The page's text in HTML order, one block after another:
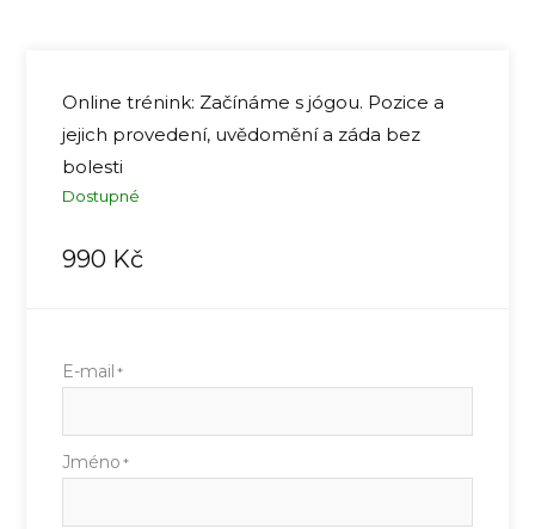
Online trénink: Začínáme s jógou. Pozice a
jejich provedení, uvědomění a záda bez
bolesti
Dostupné
990 Kč
E-mail *
Jméno *